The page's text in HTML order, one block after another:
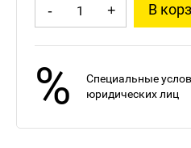
- + В
%
Специальные
юридических лиц